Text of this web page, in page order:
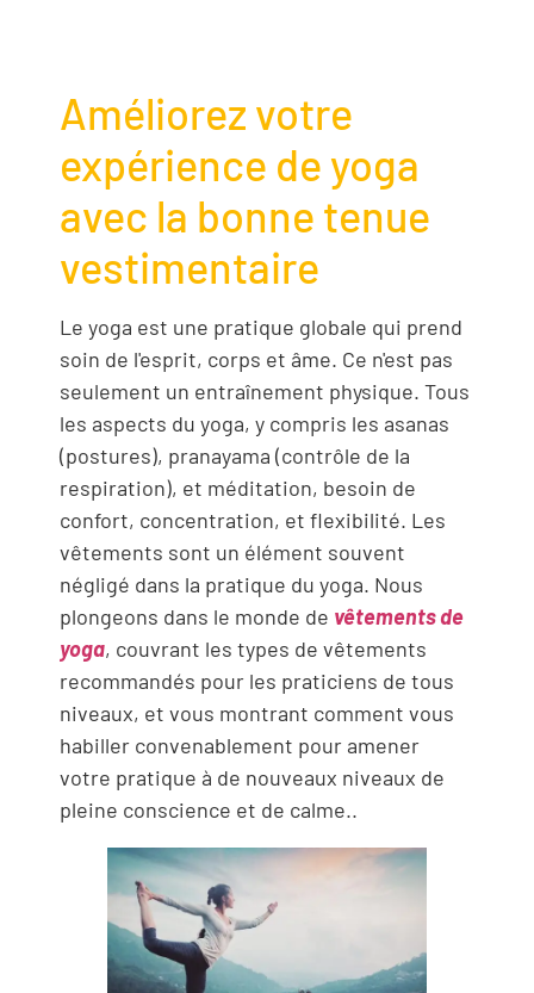
Améliorez votre
expérience de yoga
avec la bonne tenue
vestimentaire
Le yoga est une pratique globale qui prend
soin de l'esprit, corps et âme. Ce n'est pas
seulement un entraînement physique. Tous
les aspects du yoga, y compris les asanas
(postures), pranayama (contrôle de la
respiration), et méditation, besoin de
confort, concentration, et flexibilité. Les
vêtements sont un élément souvent
négligé dans la pratique du yoga. Nous
plongeons dans le monde de vêtements de
yoga, couvrant les types de vêtements
recommandés pour les praticiens de tous
niveaux, et vous montrant comment vous
habiller convenablement pour amener
votre pratique à de nouveaux niveaux de
pleine conscience et de calme..